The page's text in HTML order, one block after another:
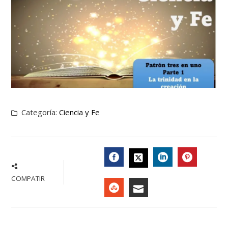
Categoría:Ciencia y Fe
COMPATIR FACEBOOK
TWITTER